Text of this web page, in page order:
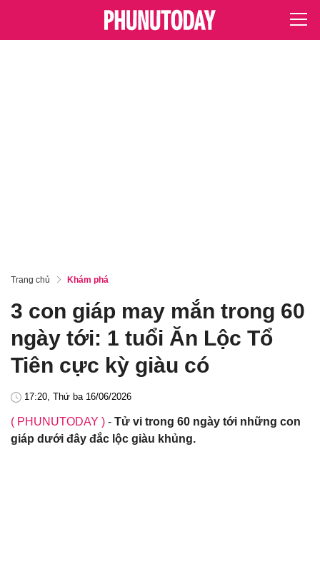
Trang chủ Khám phá
3 con giáp may mắn trong 60
ngày tới: 1 tuổi Ăn Lộc Tổ
Tiên cực kỳ giàu có
17:20, Thứ ba 16/06/2026
( PHUNUTODAY ) - Tử vi trong 60 ngày tới những con
giáp dưới đây đắc lộc giàu khủng.